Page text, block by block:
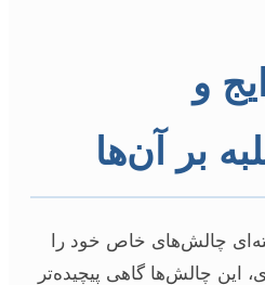
و
بر آن‌ها
چالش‌های خاص خود را
این چالش‌ها گاهی پیچیده‌تر